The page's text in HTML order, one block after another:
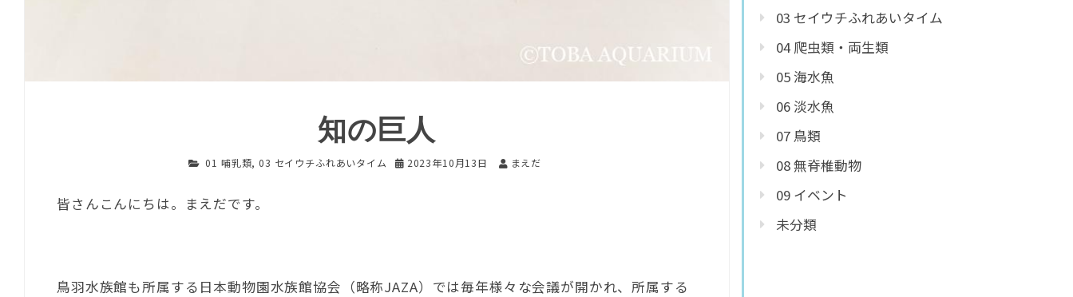
知の巨人
01 哺乳類,03 セイウチふれあいタイム 2023年10月13日 まえだ
皆さんこんにちは。まえだです。
鳥羽水族館も所属する日本動物園水族館協会（略称JAZA）では毎年様々な会議が開かれ、所属する
03 セイウチふれあいタイム
04 爬虫類・両生類
05 海水魚
06 淡水魚
07 鳥類
08 無脊椎動物
09 イベント
未分類